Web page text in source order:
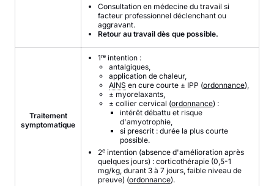
Consultation en médecine du travail si
facteur professionnel déclenchant ou
aggravant.
Retour au travail dès que possible.
Traitement
symptomatique
1re intention :
antalgiques,
application de chaleur,
AINS en cure courte ± IPP (ordonnance),
± myorelaxants,
± collier cervical (ordonnance) :
intérêt débattu et risque
d'amyotrophie,
si prescrit : durée la plus courte
possible.
2e intention (absence d'amélioration après
quelques jours) : corticothérapie (0,5-1
mg/kg, durant 3 à 7 jours, faible niveau de
preuve) (ordonnance).